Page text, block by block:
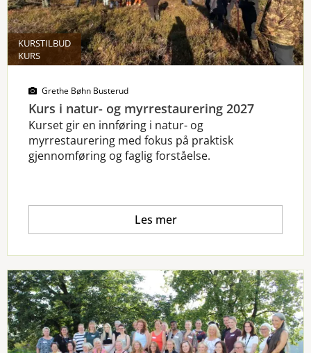
KURSTILBUD
KURS
Grethe Bøhn Busterud
Kurs i natur- og myrrestaurering 2027
Kurset gir en innføring i natur- og
myrrestaurering med fokus på praktisk
gjennomføring og faglig forståelse.
Les mer